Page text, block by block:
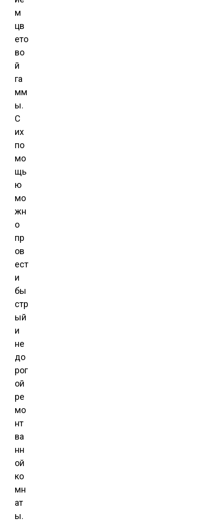
м
цв
ето
во
й
га
мм
ы.
С
их
по
мо
щь
ю
мо
жн
о
пр
ов
ест
и
бы
стр
ый
и
не
до
рог
ой
ре
мо
нт
ва
нн
ой
ко
мн
ат
ы.